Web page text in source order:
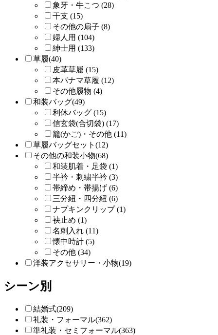
象牙・牛こつ (28)
干支 (15)
その他の扇子 (8)
婦人用 (104)
紳士用 (133)
草履(40)
皮革草履 (15)
本パナマ草履 (12)
その他履物 (4)
和装バッグ(49)
利休バッグ (15)
信玄袋(合切袋) (17)
籠(かご)・その他 (11)
草履バッグセット(12)
その他の和装小物(68)
和装肌着・足袋 (1)
半衿・刺繍半衿 (3)
帯締め・帯揚げ (6)
三分紐・四分紐 (6)
ナプキンクリップ (1)
袂止め (1)
名刺入れ (11)
懐中時計 (5)
その他 (34)
洋装アクセサリー・小物(19)
シーン別
結婚式(209)
礼装・フォーマル(362)
準礼装・セミフォーマル(363)